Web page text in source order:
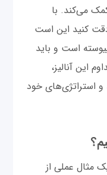
می‌کند. با
کنید این است
است و باید
این آنالیز،
و استراتژی‌های خود
مثال عملی از